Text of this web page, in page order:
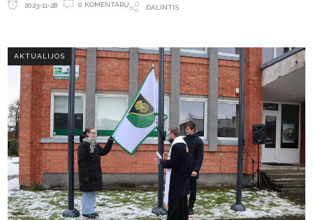
2023-11-28 0 KOMENTARŲ DALINTIS
AKTUALIJOS